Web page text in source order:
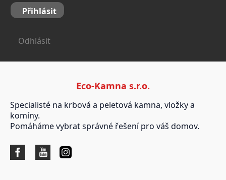
Přihlásit
Odhlásit
Eco-Kamna s.r.o.
Specialisté na krbová a peletová kamna, vložky a
komíny.
Pomáháme vybrat správné řešení pro váš domov.